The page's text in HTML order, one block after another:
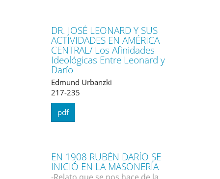
DR. JOSÉ LEONARD Y SUS
ACTIVIDADES EN AMÉRICA
CENTRAL/ Los Afinidades
Ideológicas Entre Leonard y
Darío
Edmund Urbanzki
217-235
pdf
EN 1908 RUBÉN DARÍO SE
INICIÓ EN LA MASONERÍA
-Relato que se nos hace de la